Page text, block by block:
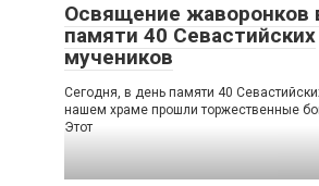
Освящение жаворонков
памяти 40 Севастийских
мучеников
Сегодня, в день памяти 40
нашем храме прошли торжественные
Этот